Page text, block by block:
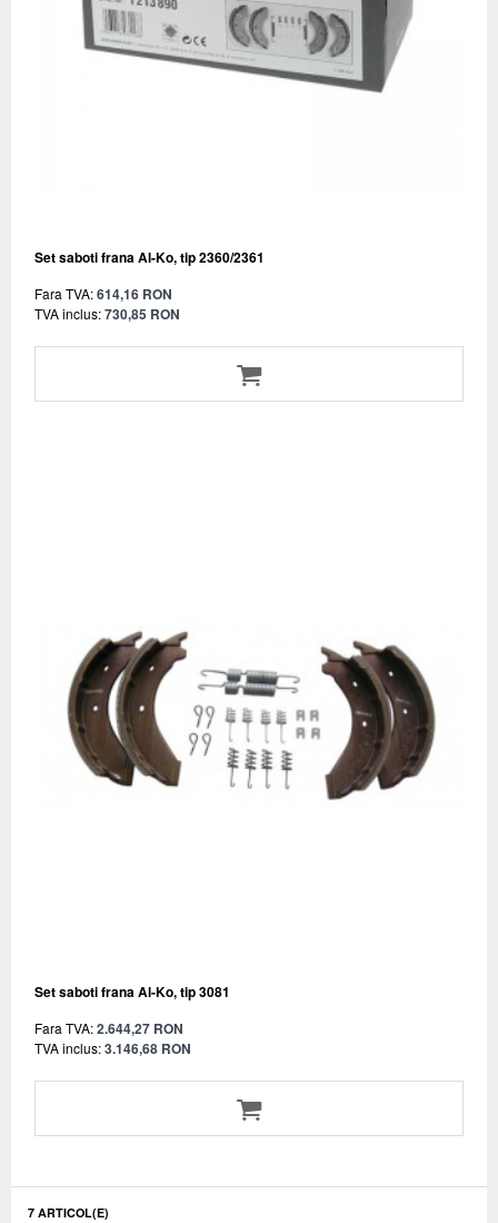
Set saboti frana Al-Ko, tip 2360/2361
Fara TVA:614,16 RON
TVA inclus:730,85 RON
Set saboti frana Al-Ko, tip 3081
Fara TVA:2.644,27 RON
TVA inclus:3.146,68 RON
7 ARTICOL(E)